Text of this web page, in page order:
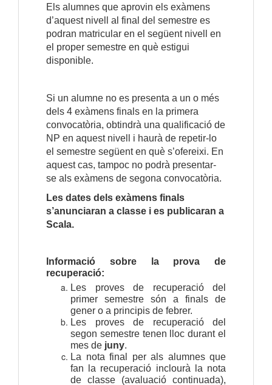
Els alumnes que aprovin els exàmens
d’aquest nivell al final del semestre es
podran matricular en el següent nivell en
el proper semestre en què estigui
disponible.
Si un alumne no es presenta a un o més
dels 4 exàmens finals en la primera
convocatòria, obtindrà una qualificació de
NP en aquest nivell i haurà de repetir-lo
el semestre següent en què s’ofereixi. En
aquest cas, tampoc no podrà presentar-
se als exàmens de segona convocatòria.
Les dates dels exàmens finals
s’anunciaran a classe i es publicaran a
Scala.
Informació sobre la prova de
recuperació:
Les proves de recuperació del
primer semestre són a finals de
gener o a principis de febrer.
Les proves de recuperació del
segon semestre tenen lloc durant el
mes de juny.
La nota final per als alumnes que
fan la recuperació inclourà la nota
de classe (avaluació continuada),